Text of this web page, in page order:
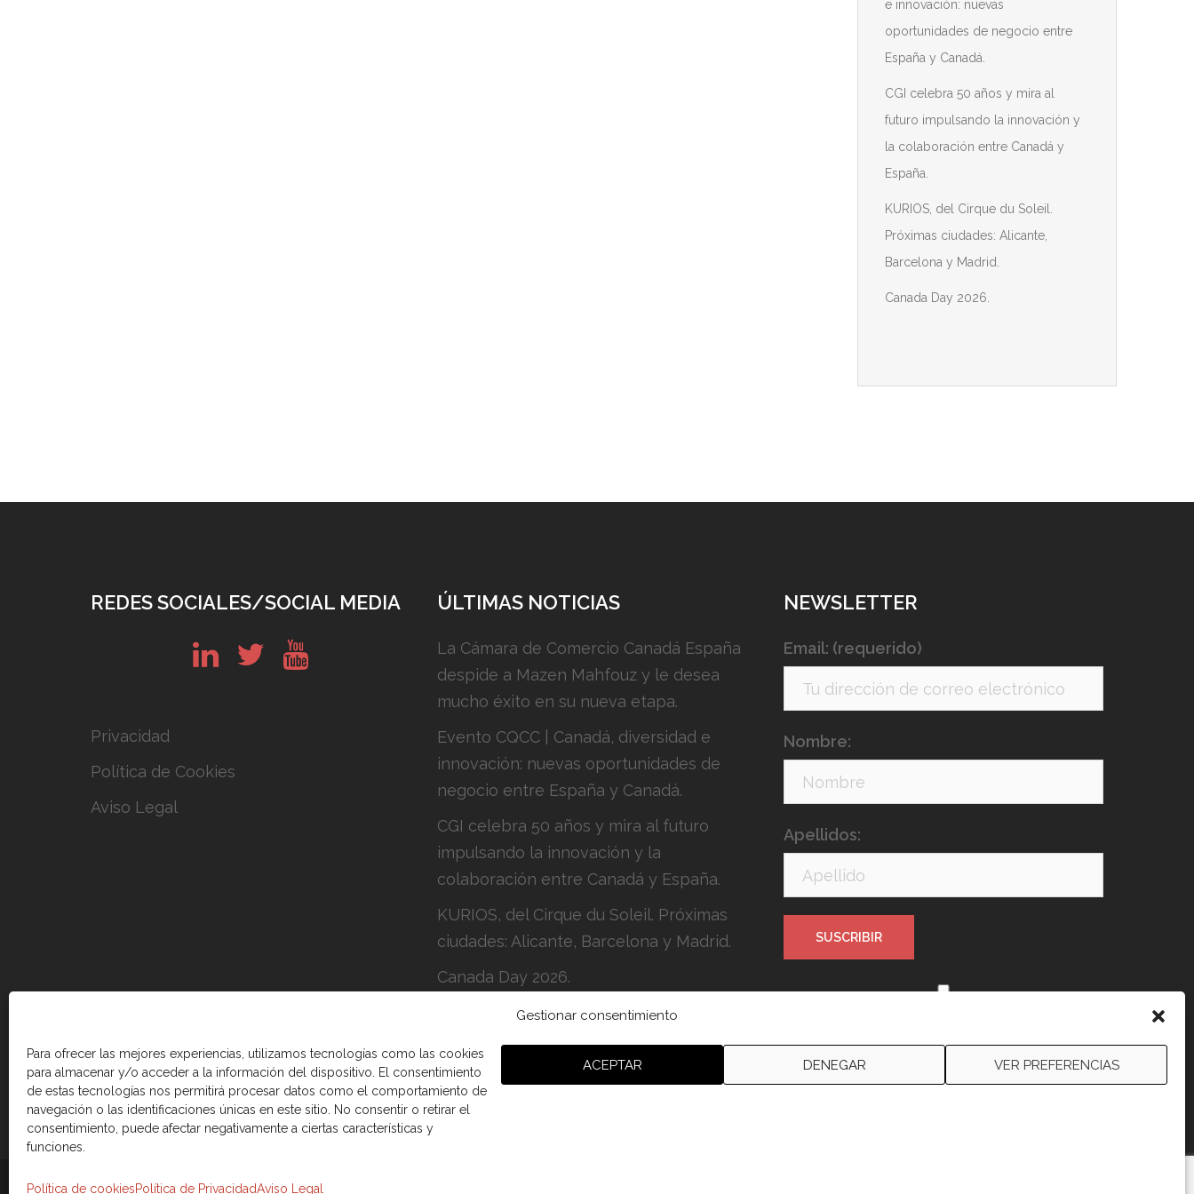
Gestionar consentimiento
Para ofrecer las mejores experiencias, utilizamos tecnologías como las cookies
para almacenar y/o acceder a la información del dispositivo. El consentimiento
de estas tecnologías nos permitirá procesar datos como el comportamiento de
navegación o las identificaciones únicas en este sitio. No consentir o retirar el
consentimiento, puede afectar negativamente a ciertas características y
funciones.
ACEPTAR DENEGAR VER PREFERENCIAS
Política de cookiesPolítica de PrivacidadAviso Legal
e innovación: nuevas
oportunidades de negocio entre
España y Canadá.
CGI celebra 50 años y mira al
futuro impulsando la innovación y
la colaboración entre Canadá y
España.
KURIOS, del Cirque du Soleil.
Próximas ciudades: Alicante,
Barcelona y Madrid.
Canada Day 2026.
REDES SOCIALES/SOCIAL MEDIA
Privacidad
Política de Cookies
Aviso Legal
ÚLTIMAS NOTICIAS
La Cámara de Comercio Canadá España
despide a Mazen Mahfouz y le desea
mucho éxito en su nueva etapa.
Evento CQCC | Canadá, diversidad e
innovación: nuevas oportunidades de
negocio entre España y Canadá.
CGI celebra 50 años y mira al futuro
impulsando la innovación y la
colaboración entre Canadá y España.
KURIOS, del Cirque du Soleil. Próximas
ciudades: Alicante, Barcelona y Madrid.
Canada Day 2026.
NEWSLETTER
Email: (requerido)
Nombre:
Apellidos:
condiciones
© 2026 Cámara de comercio Canadá España.